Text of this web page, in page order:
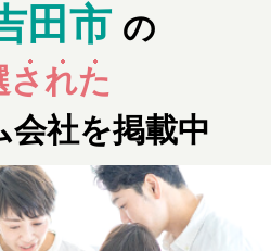
田市 の
された
会社を掲載中